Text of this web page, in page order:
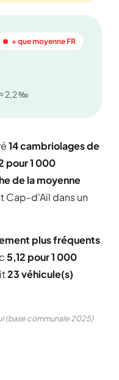
+ que moyenne FR
2,2 ‰
14 cambriolages de
pour 1 000
de la moyenne
Cap-d'Ail dans un
plus fréquents
5,12 pour 1 000
23 véhicule(s)
(base communale 2025)